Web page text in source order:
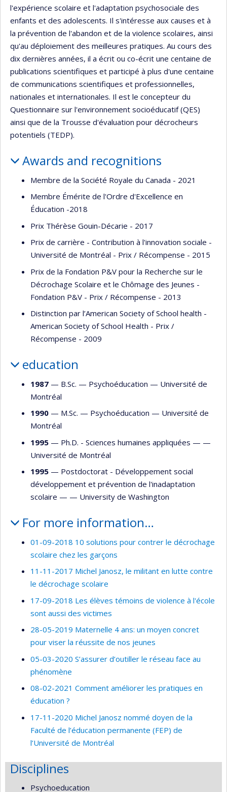
l'expérience scolaire et l'adaptation psychosociale des
enfants et des adolescents. Il s'intéresse aux causes et à
la prévention de l'abandon et de la violence scolaires, ainsi
qu'au déploiement des meilleures pratiques. Au cours des
dix dernières années, il a écrit ou co-écrit une centaine de
publications scientifiques et participé à plus d'une centaine
de communications scientifiques et professionnelles,
nationales et internationales. Il est le concepteur du
Questionnaire sur l'environnement socioéducatif (QES)
ainsi que de la Trousse d'évaluation pour décrocheurs
potentiels (TEDP).
Awards and recognitions
Membre de la Société Royale du Canada - 2021
Membre Émérite de l'Ordre d'Excellence en
Éducation -2018
Prix Thérèse Gouin-Décarie - 2017
Prix de carrière - Contribution à l'innovation sociale -
Université de Montréal - Prix / Récompense - 2015
Prix de la Fondation P&V pour la Recherche sur le
Décrochage Scolaire et le Chômage des Jeunes -
Fondation P&V - Prix / Récompense - 2013
Distinction par l’American Society of School health -
American Society of School Health - Prix /
Récompense - 2009
education
1987 — B.Sc. — Psychoéducation — Université de
Montréal
1990 — M.Sc. — Psychoéducation — Université de
Montréal
1995 — Ph.D. - Sciences humaines appliquées — —
Université de Montréal
1995 — Postdoctorat - Développement social
développement et prévention de l'inadaptation
scolaire — — University de Washington
For more information…
01-09-2018 10 solutions pour contrer le décrochage
scolaire chez les garçons
11-11-2017 Michel Janosz, le militant en lutte contre
le décrochage scolaire
17-09-2018 Les élèves témoins de violence à l'école
sont aussi des victimes
28-05-2019 Maternelle 4 ans: un moyen concret
pour viser la réussite de nos jeunes
05-03-2020 S’assurer d’outiller le réseau face au
phénomène
08-02-2021 Comment améliorer les pratiques en
éducation ?
17-11-2020 Michel Janosz nommé doyen de la
Faculté de l’éducation permanente (FEP) de
l’Université de Montréal
Disciplines
Psychoeducation